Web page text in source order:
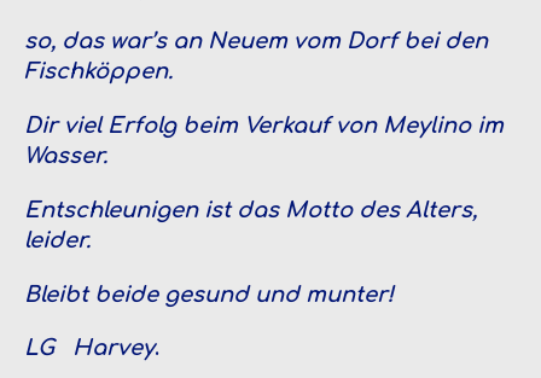
so, das war’s an Neuem vom Dorf bei den
Fischköppen.
Dir viel Erfolg beim Verkauf von Meylino im
Wasser.
Entschleunigen ist das Motto des Alters,
leider.
Bleibt beide gesund und munter!
LG Harvey.